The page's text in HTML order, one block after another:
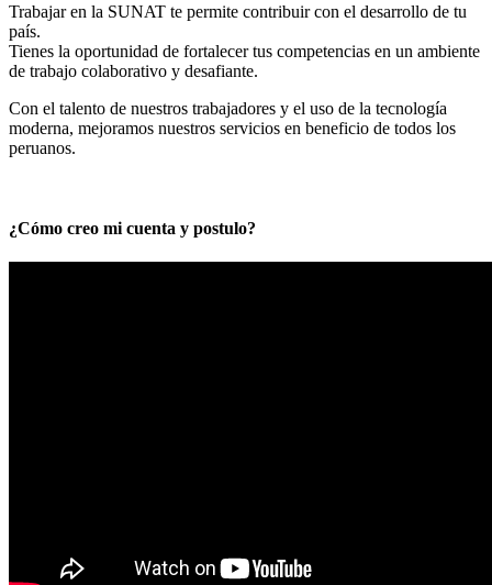
Trabajar en la SUNAT te permite contribuir con el desarrollo de tu
país.
Tienes la oportunidad de fortalecer tus competencias en un ambiente
de trabajo colaborativo y desafiante.
Con el talento de nuestros trabajadores y el uso de la tecnología
moderna, mejoramos nuestros servicios en beneficio de todos los
peruanos.
¿Cómo creo mi cuenta y postulo?